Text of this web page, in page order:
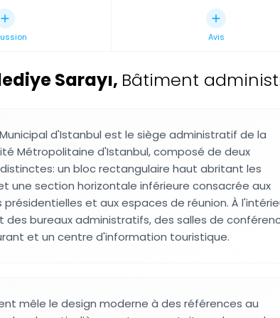
Avis
Sarayı, Bâtiment
d'Istanbul est le siège administratif de la
Métropolitaine d'Istanbul, composé de deux
un bloc rectangulaire haut abritant les
une section horizontale inférieure consacrée aux
et aux espaces de réunion. À
des bureaux administratifs, des salles de
et un centre d'information touristique.
mêle le design moderne à des références au